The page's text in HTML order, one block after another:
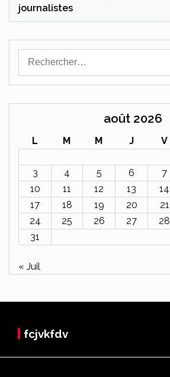
journalistes
Rechercher :
août 2026
L M M J V
3
4 5 6 7
10
11 12 13 14
17
18 19 20 21
24
25 26 27 28
31
« Juil
fcjvkfdv